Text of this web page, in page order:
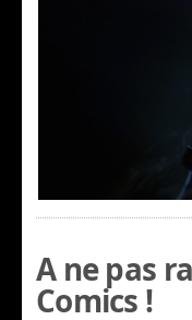
A ne pas
Comics !